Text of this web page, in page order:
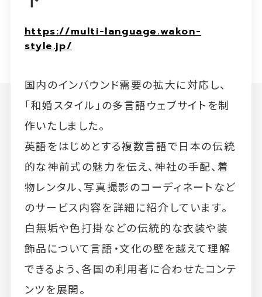
https://multi-language.wakon-
style.jp/
国内のインバウンド需要の拡大に対応し、
「和婚スタイル」の多言語ウェブサイトを制
作いたしました。
英語をはじめとする複数言語で日本の伝統
的な神前式の魅力を伝え、神社の手配、着
物レンタル、写真撮影のコーディネートなど
のサービス内容を詳細に紹介しています。
白無垢や色打掛などの伝統的な衣装や装
飾品について言語・文化の壁を越えて理解
できるよう、各国の利用者に合わせたコンテ
ンツを展開。